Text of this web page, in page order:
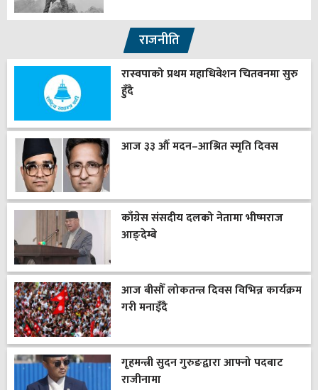
राजनीति
रास्वपाको प्रथम महाधिवेशन चितवनमा सुरु
हुँदै
आज ३३ औँ मदन–आश्रित स्मृति दिवस
काँग्रेस संसदीय दलको नेतामा भीष्मराज
आङ्देम्बे
आज बीसौँ लोकतन्त्र दिवस विभिन्न कार्यक्रम
गरी मनाइँदै
गृहमन्त्री सुदन गुरुङद्वारा आफ्नो पदबाट
राजीनामा